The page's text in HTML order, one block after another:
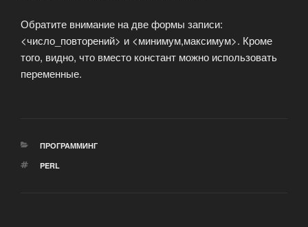
Обратите внимание на две формы записи:
<число_повторений> и <минимум,максимум>. Кроме
того, видно, что вместо констант можно использовать
переменные.
РУБРИКИ
ПРОГРАММИНГ
МЕТКИ
PERL